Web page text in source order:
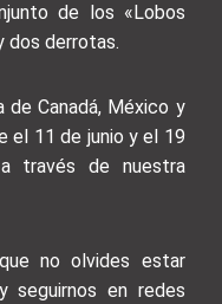
de los «Lobos
dos derrotas.
de Canadá, México y
el 11 de junio y el 19
través de nuestra
no olvides estar
seguirnos en redes